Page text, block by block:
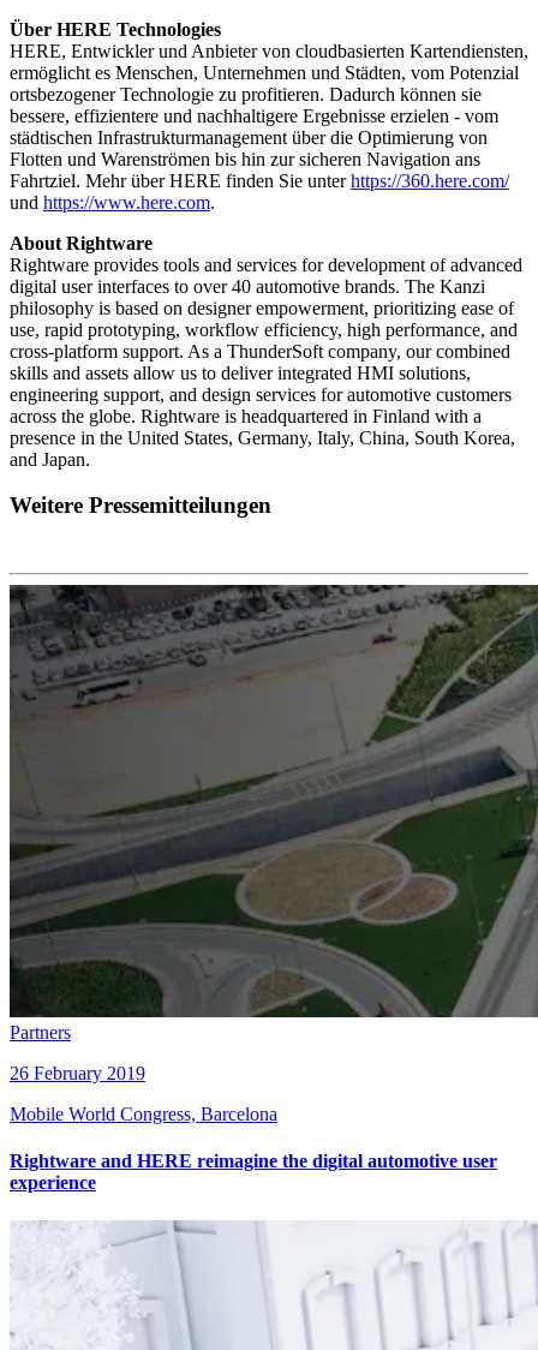
Über HERE Technologies
HERE, Entwickler und Anbieter von cloudbasierten Kartendiensten,
ermöglicht es Menschen, Unternehmen und Städten, vom Potenzial
ortsbezogener Technologie zu profitieren. Dadurch können sie
bessere, effizientere und nachhaltigere Ergebnisse erzielen - vom
städtischen Infrastrukturmanagement über die Optimierung von
Flotten und Warenströmen bis hin zur sicheren Navigation ans
Fahrtziel. Mehr über HERE finden Sie unterhttps://360.here.com/
und https://www.here.com.
About Rightware
Rightware provides tools and services for development of advanced
digital user interfaces to over 40 automotive brands. The Kanzi
philosophy is based on designer empowerment, prioritizing ease of
use, rapid prototyping, workflow efficiency, high performance, and
cross-platform support. As a ThunderSoft company, our combined
skills and assets allow us to deliver integrated HMI solutions,
engineering support, and design services for automotive customers
across the globe. Rightware is headquartered in Finland with a
presence in the United States, Germany, Italy, China, South Korea,
and Japan.
Weitere Pressemitteilungen
Partners
26 February 2019
Mobile World Congress, Barcelona
Rightware and HERE reimagine the digital automotive user
experience